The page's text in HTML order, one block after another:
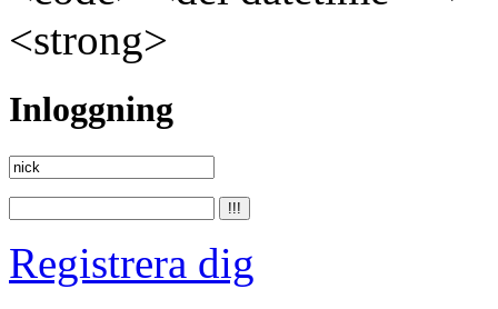
<strong>
Inloggning
Registrera dig